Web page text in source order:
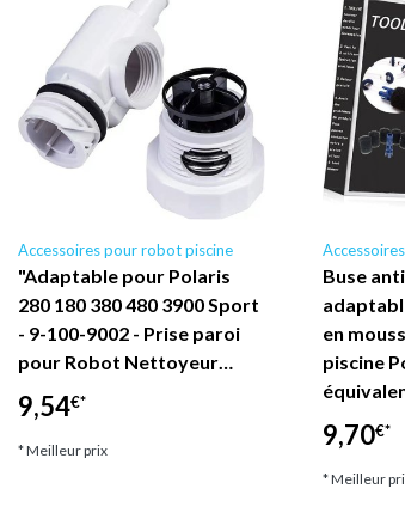
Accessoires pour robot piscine
"Adaptable pour Polaris
280 180 380 480 3900 Sport
- 9-100-9002 - Prise paroi
pour Robot Nettoyeur…
9,54€*
* Meilleur prix
Buse
en
piscine
9,70€*
* Meilleur